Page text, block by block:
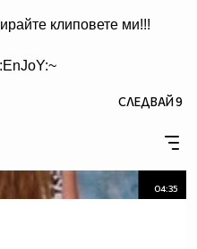
клиповете ми!!!
СЛЕДВАЙ9
04:35